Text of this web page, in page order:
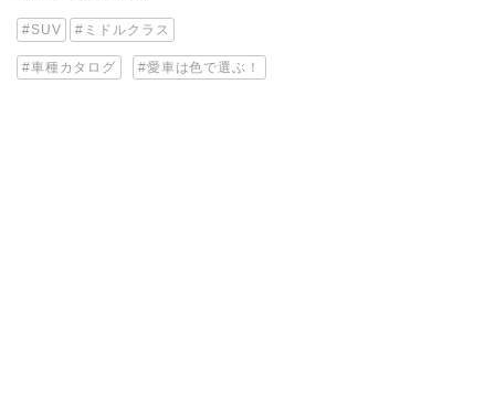
SUV ミドルクラス
車種カタログ 愛車は色で選ぶ！